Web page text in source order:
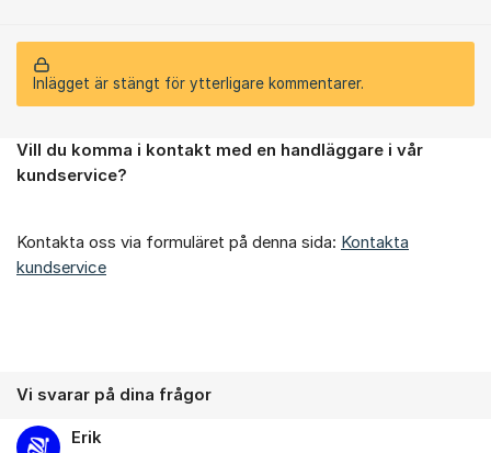
Inlägget är stängt för ytterligare kommentarer.
Om forumet
Vill du komma i kontakt med en handläggare i vår
kundservice?
Kontakta oss via formuläret på denna sida: Kontakta
kundservice
Vi svarar på dina frågor
Erik